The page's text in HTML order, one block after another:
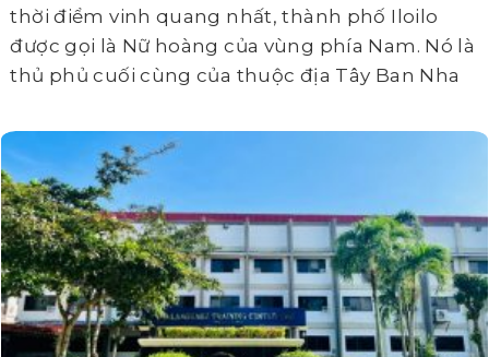
thời điểm vinh quang nhất, thành phố Iloilo
được gọi là Nữ hoàng của vùng phía Nam. Nó là
thủ phủ cuối cùng của thuộc địa Tây Ban Nha